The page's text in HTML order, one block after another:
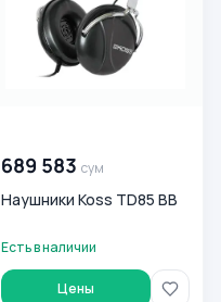
689 583 сум
Наушники Koss TD85 BB
Есть в наличии
Цены